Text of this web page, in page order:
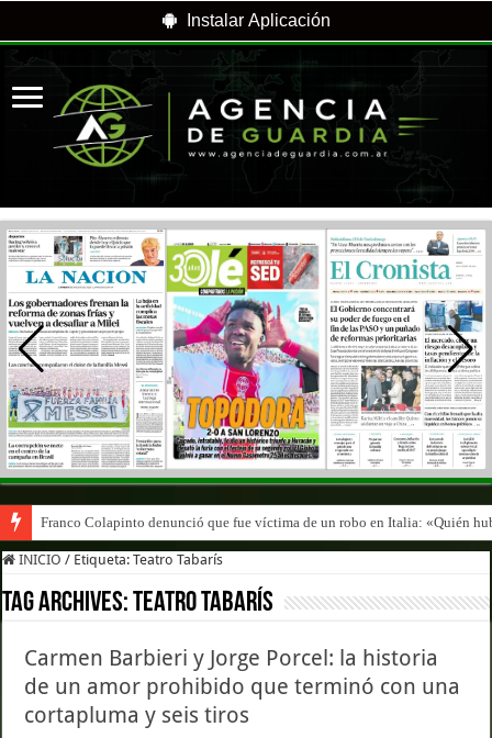
Instalar Aplicación
Franco Colapinto denunció que fue víctima de un robo en Italia: «Quién
INICIO / Etiqueta:Teatro Tabarís
Tag Archives:Teatro Tabarís
Carmen Barbieri y Jorge Porcel: la historia
de un amor prohibido que terminó con una
cortapluma y seis tiros